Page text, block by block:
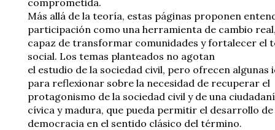
Más allá de la teoría, estas páginas proponen
participación como una herramienta de cambio
capaz de transformar comunidades y fortalecer el
social. Los temas planteados no agotan
el estudio de la sociedad civil, pero ofrecen algunas
para reflexionar sobre la necesidad de recuperar el
protagonismo de la sociedad civil y de una
cívica y madura, que pueda permitir el desarrollo de
democracia en el sentido clásico del término.